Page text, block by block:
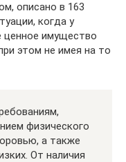
описано в 163
когда у
ценное имущество
этом не имея на то
физического
а также
От наличия